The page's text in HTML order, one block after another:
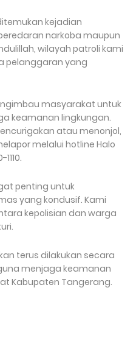
kejadian
narkoba maupun
wilayah patroli kami
pelanggaran yang
masyarakat untuk
keamanan lingkungan.
atau menonjol,
melalui hotline Halo
penting untuk
yang kondusif. Kami
kepolisian dan warga
terus dilakukan secara
menjaga keamanan
Kabupaten Tangerang.